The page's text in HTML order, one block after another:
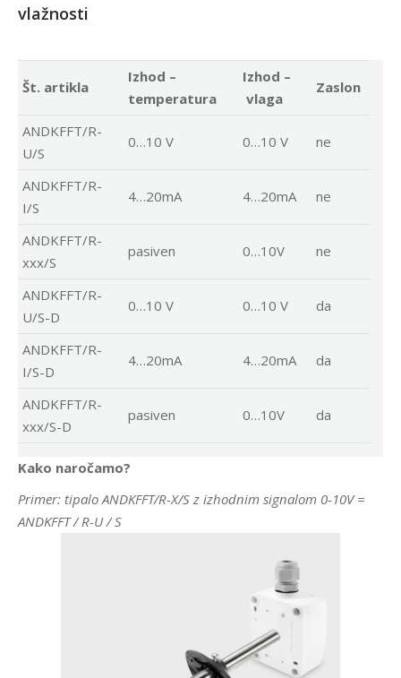
vlažnosti
Št. artikla
Izhod –
temperatura
Izhod –
vlaga
Zaslon
ANDKFFT/R-
U/S
0…10 V 0…10 V ne
ANDKFFT/R-
I/S
4…20mA 4…20mA ne
ANDKFFT/R-
xxx/S
pasiven 0…10V ne
ANDKFFT/R-
U/S-D
0…10 V 0…10 V da
ANDKFFT/R-
I/S-D
4…20mA 4…20mA da
ANDKFFT/R-
xxx/S-D
pasiven 0…10V da
Kako naročamo?
Primer: tipalo ANDKFFT/R-X/S z izhodnim signalom 0-10V =
ANDKFFT / R-U / S